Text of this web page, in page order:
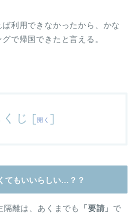
利用できなかったから、かな
で帰国できたと言える。
くじ [開く ]
てもいいらしい…？？
隔離は、あくまでも 「要請」 で